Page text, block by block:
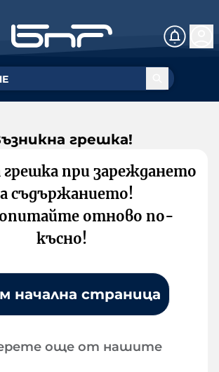
грешка!
при зареждането
съдържанието!
отново по-
късно!
начална страница
още от нашите